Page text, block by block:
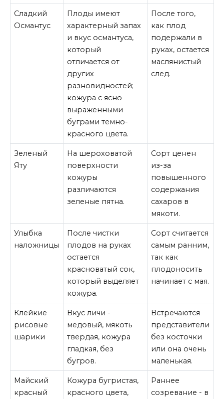
Сладкий
Османтус
Плоды имеют
характерный запах
и вкус османтуса,
который
отличается от
других
разновидностей;
кожура с ясно
выраженными
буграми темно-
красного цвета.
После того,
как плод
подержали в
руках, остается
маслянистый
след.
Зеленый
Яту
На шероховатой
поверхности
кожуры
различаются
зеленые пятна.
Сорт ценен
из-за
повышенного
содержания
сахаров в
мякоти.
Улыбка
наложницы
После чистки
плодов на руках
остается
красноватый сок,
который выделяет
кожура.
Сорт считается
самым ранним,
так как
плодоносить
начинает с мая.
Клейкие
рисовые
шарики
Вкус личи -
медовый, мякоть
твердая, кожура
гладкая, без
бугров.
Встречаются
представители
без косточки
или она очень
маленькая.
Майский
красный
Кожура бугристая,
красного цвета,
Раннее
созревание - в